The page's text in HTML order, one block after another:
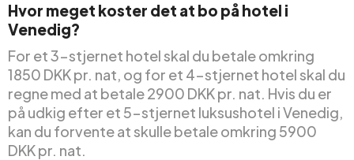
Hvor meget koster det at bo på hotel i
Venedig?
For et 3-stjernet hotel skal du betale omkring
1850 DKK pr. nat, og for et 4-stjernet hotel skal du
regne med at betale 2900 DKK pr. nat. Hvis du er
på udkig efter et 5-stjernet luksushotel i Venedig,
kan du forvente at skulle betale omkring 5900
DKK pr. nat.